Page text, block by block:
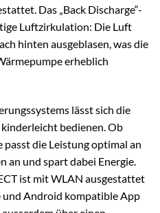
Das „Back Discharge“-
Luftzirkulation: Die Luft
hinten ausgeblasen, was die
erheblich
lässt sich die
kinderleicht bedienen. Ob
die Leistung optimal an
an und spart dabei Energie.
ist mit WLAN ausgestattet
und Android kompatible App